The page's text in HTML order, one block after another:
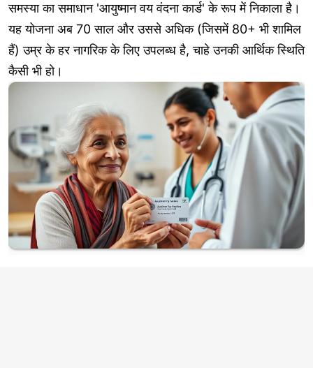
समस्या का समाधान 'आयुष्मान वय वंदना कार्ड' के रूप में निकाला है।
यह योजना अब 70 साल और उससे अधिक (जिसमें 80+ भी शामिल
हैं) उम्र के हर नागरिक के लिए उपलब्ध है, चाहे उनकी आर्थिक स्थिति
कैसी भी हो।